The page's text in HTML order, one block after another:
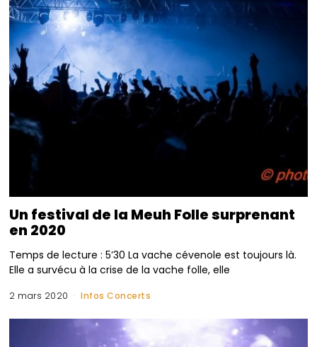
Un festival de la Meuh Folle surprenant
en 2020
Temps de lecture : 5’30 La vache cévenole est toujours là.
Elle a survécu à la crise de la vache folle, elle
2 mars 2020 Infos Concerts